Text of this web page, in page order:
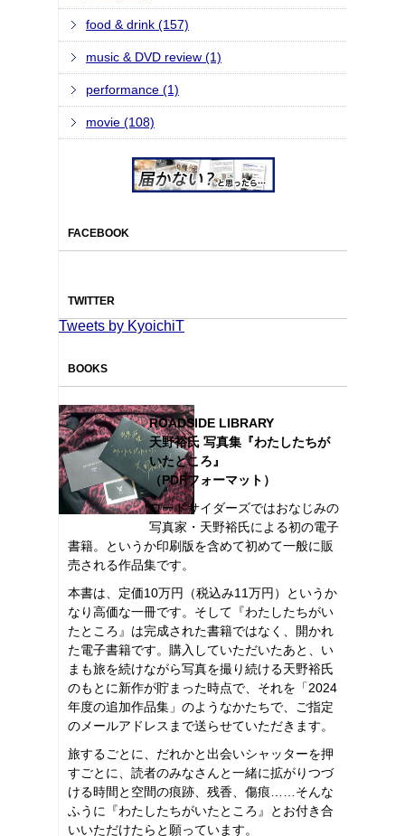
food & drink (157)
music & DVD review (1)
performance (1)
movie (108)
FACEBOOK
TWITTER
Tweets by KyoichiT
BOOKS
ROADSIDE LIBRARY
天野裕氏 写真集『わたしたちが
いたところ』
（PDFフォーマット）
ロードサイダーズではおなじみの
写真家・天野裕氏による初の電子
書籍。というか印刷版を含めて初めて一般に販
売される作品集です。
本書は、定価10万円（税込み11万円）というか
なり高価な一冊です。そして『わたしたちがい
たところ』は完成された書籍ではなく、開かれ
た電子書籍です。購入していただいたあと、い
まも旅を続けながら写真を撮り続ける天野裕氏
のもとに新作が貯まった時点で、それを「2024
年度の追加作品集」のようなかたちで、ご指定
のメールアドレスまで送らせていただきます。
旅するごとに、だれかと出会いシャッターを押
すごとに、読者のみなさんと一緒に拡がりつづ
ける時間と空間の痕跡、残香、傷痕……そんな
ふうに『わたしたちがいたところ』とお付き合
いいただけたらと願っています。